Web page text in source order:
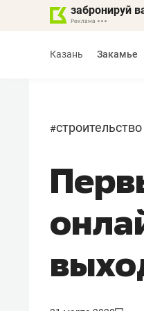
забронируй
Казань Закамье
#строительство